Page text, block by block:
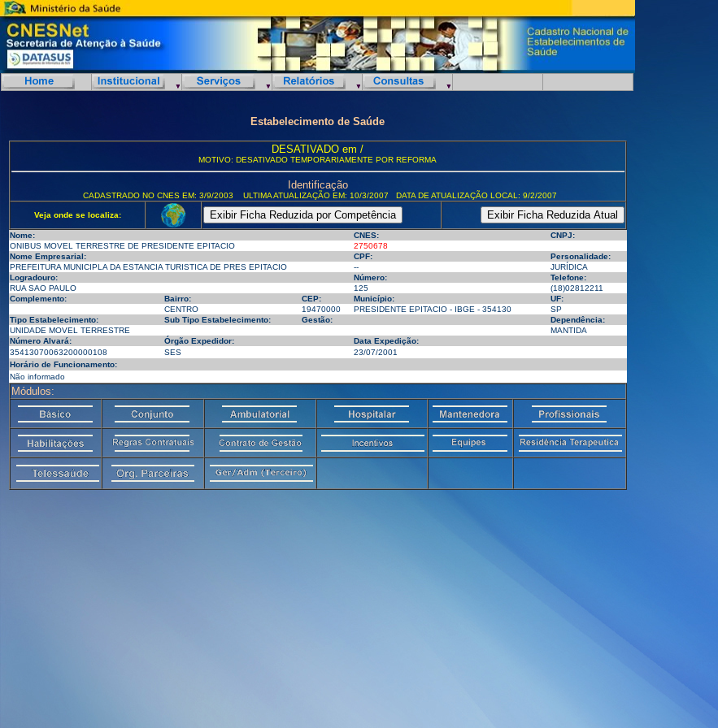
Estabelecimento de Saúde
DESATIVADO em /
MOTIVO: DESATIVADO TEMPORARIAMENTE POR REFORMA
Identificação
CADASTRADO NO CNES EM: 3/9/2003 ULTIMA ATUALIZAÇÃO EM: 10/3/2007 DATA DE ATUALIZAÇÃO LOCAL: 9/2/2007
Veja onde se localiza:
Nome: CNES:
CNPJ:
ONIBUS MOVEL TERRESTRE DE PRESIDENTE EPITACIO
2750678
Nome Empresarial:
CPF:
Personalidade:
PREFEITURA MUNICIPLA DA ESTANCIA TURISTICA DE PRES EPITACIO
--
JURÍDICA
Logradouro:
Número:
Telefone:
RUA SAO PAULO
125
(18)02812211
Complemento:
Bairro: CEP: Município:
UF:
CENTRO
19470000 PRESIDENTE EPITACIO - IBGE - 354130
SP
Tipo Estabelecimento:
Sub Tipo Estabelecimento: Gestão:
Dependência:
UNIDADE MOVEL TERRESTRE
MANTIDA
Número Alvará:
Órgão Expedidor:
Data Expedição:
35413070063200000108
SES
23/07/2001
Horário de Funcionamento:
Não informado
Módulos: